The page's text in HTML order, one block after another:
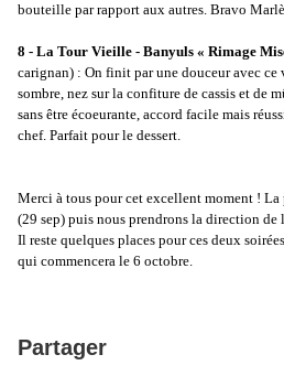
bouteille par rapport aux autres. Bravo
8 - La Tour Vieille - Banyuls « Rimage
carignan) : On finit par une douceur avec
sombre, nez sur la confiture de cassis et de
sans être écoeurante, accord facile mais
chef. Parfait pour le dessert.
Merci à tous pour cet excellent moment !
(29 sep) puis nous prendrons la direction
Il reste quelques places pour ces deux
qui commencera le 6 octobre.
Partager